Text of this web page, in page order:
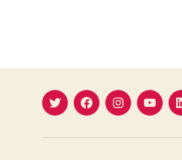
TwitterFacebookInstagram